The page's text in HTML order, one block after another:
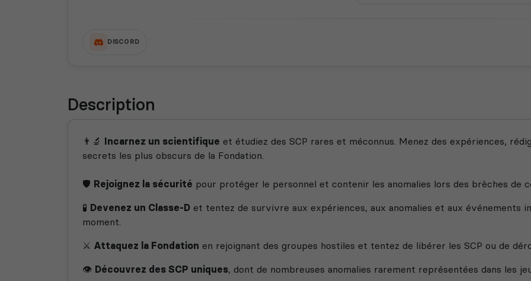
DISCORD
Description
👨‍🔬 Incarnez un scientifique et étudiez des SCP rares et méconnus. Menez des expériences,
secrets les plus obscurs de la Fondation.
🛡️ Rejoignez la sécurité pour protéger le personnel et contenir les anomalies lors des brèches de
🧪 Devenez un Classe-D et tentez de survivre aux expériences, aux anomalies et aux événements
moment.
⚔️ Attaquez la Fondation en rejoignant des groupes hostiles et tentez de libérer les SCP ou de
👁️ Découvrez des SCP uniques, dont de nombreuses anomalies rarement représentées dans les